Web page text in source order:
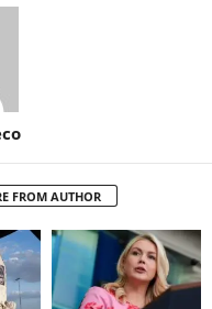
FROM AUTHOR